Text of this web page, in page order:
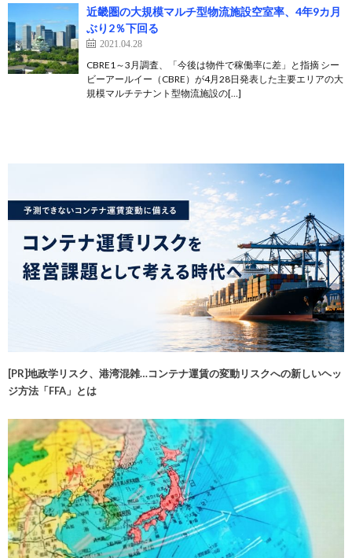
近畿圏の大規模マルチ型物流施設空室率、4年9カ月
ぶり2％下回る
2021.04.28
CBRE1～3月調査、「今後は物件で稼働率に差」と指摘 シー
ビーアールイー（CBRE）が4月28日発表した主要エリアの大
規模マルチテナント型物流施設の[…]
[PR]地政学リスク、港湾混雑…コンテナ運賃の変動リスクへの新しいヘッ
ジ方法「FFA」とは